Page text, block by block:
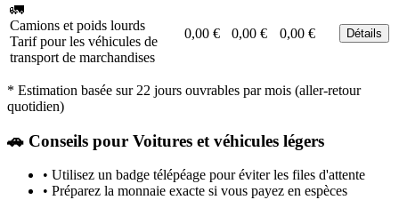
🚛
Camions et poids lourds
Tarif pour les véhicules de
transport de marchandises
0,00 € 0,00 € 0,00 € Détails
* Estimation basée sur 22 jours ouvrables par mois (aller-retour
quotidien)
🚗 Conseils pour Voitures et véhicules légers
• Utilisez un badge télépéage pour éviter les files d'attente
• Préparez la monnaie exacte si vous payez en espèces